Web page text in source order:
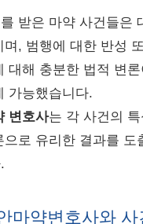
받은 마약 사건들은
며, 범행에 대한 반성
대해 충분한 법적 변론
가능했습니다.
변호사는 각 사건의
으로 유리한 결과를 도
마약변호사와 사